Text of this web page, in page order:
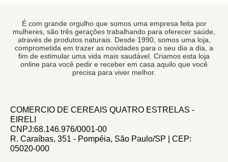
É com grande orgulho que somos uma empresa feita por
mulheres, são três gerações trabalhando para oferecer saúde,
através de produtos naturais. Desde 1990, somos uma loja,
comprometida em trazer as novidades para o seu dia a dia, a
fim de estimular uma vida mais saudável. Criamos esta loja
online para você pedir e receber em casa aquilo que você
precisa para viver melhor.
COMERCIO DE CEREAIS QUATRO ESTRELAS -
EIRELI
CNPJ:68.146.976/0001-00
R. Caraíbas, 351 - Pompéia, São Paulo/SP | CEP:
05020-000